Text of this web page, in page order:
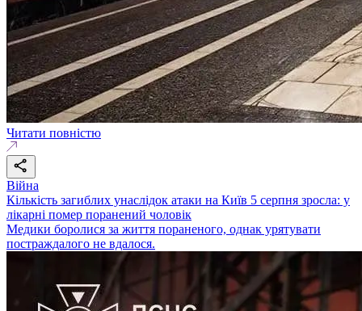
Читати повністю
Війна
Кількість загиблих унаслідок атаки на Київ 5 серпня зросла: у
лікарні помер поранений чоловік
Медики боролися за життя пораненого, однак урятувати
постраждалого не вдалося.